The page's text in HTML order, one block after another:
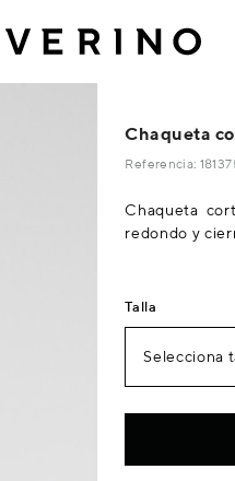
Chaqueta
Referencia:
Chaqueta
redondo y
Talla
Selecciona